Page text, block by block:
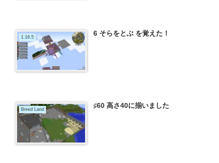
1.16.5 6 そらをとぶ を覚えた！
Breed Land ♯60 高さ40に揃いました